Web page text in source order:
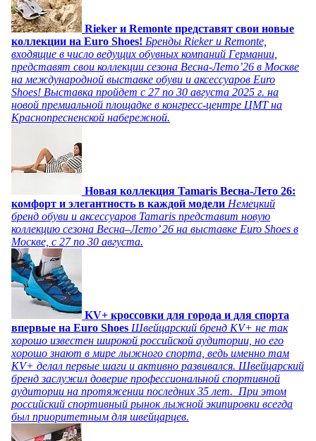
Rieker и Remonte представят свои новые
коллекции на Euro Shoes! Бренды Rieker и Remonte,
входящие в число ведущих обувных компаний Германии,
представят свои коллекции сезона Весна-Лето’26 в Москве
на международной выставке обуви и аксессуаров Euro
Shoes! Выставка пройдет c 27 по 30 августа 2025 г. на
новой премиальной площадке в конгресс-центре ЦМТ на
Краснопресненской набережной.
Новая коллекция Tamaris Весна-Лето 26:
комфорт и элегантность в каждой модели Немецкий
бренд обуви и аксессуаров Tamaris представит новую
коллекцию сезона Весна–Лето’ 26 на выставке Euro Shoes в
Москве, с 27 по 30 августа.
KV+ кроссовки для города и для спорта
впервые на Euro Shoes Швейцарский бренд KV+ не так
хорошо известен широкой российской аудитории, но его
хорошо знают в мире лыжного спорта, ведь именно там
KV+ делал первые шаги и активно развивался. Швейцарский
бренд заслужил доверие профессиональной спортивной
аудитории на протяжении последних 35 лет. При этом
российский спортивный рынок лыжной экипировки всегда
был приоритетным для швейцарцев.